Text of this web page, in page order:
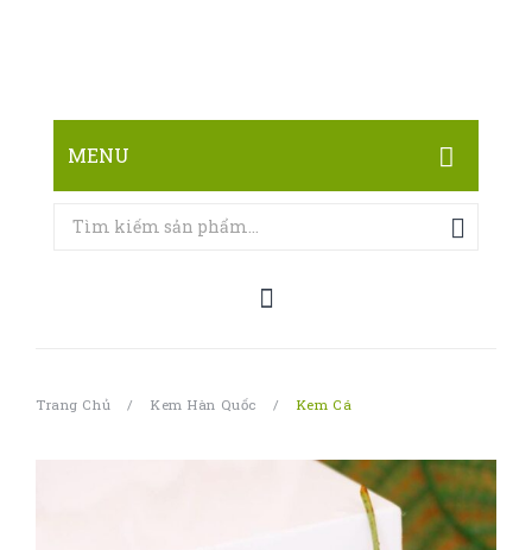
MENU
TRANG CHỦ
Trang Chủ / Kem Hàn Quốc / Kem Cá